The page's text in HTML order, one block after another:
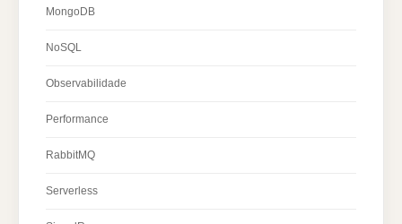
MongoDB
NoSQL
Observabilidade
Performance
RabbitMQ
Serverless